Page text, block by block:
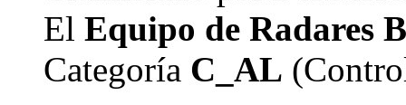
El Equipo de Radares
Categoría C_AL